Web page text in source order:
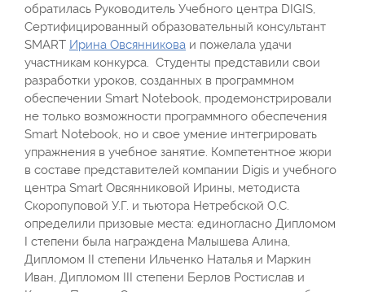
обратилась Руководитель Учебного центра DIGIS,
Cертифицированный образовательный консультант
SMART Ирина Овсянникова и пожелала удачи
участникам конкурса. Студенты представили свои
разработки уроков, созданных в программном
обеспечении Smart Notebook, продемонстрировали
не только возможности программного обеспечения
Smart Notebook, но и свое умение интегрировать
упражнения в учебное занятие. Компетентное жюри
в составе представителей компании Digis и учебного
центра Smart Овсянниковой Ирины, методиста
Скоропуповой У.Г. и тьютора Нетребской О.С.
определили призовые места: единогласно Дипломом
I степени была награждена Малышева Алина,
Дипломом II степени Ильченко Наталья и Маркин
Иван, Дипломом III степени Берлов Ростислав и